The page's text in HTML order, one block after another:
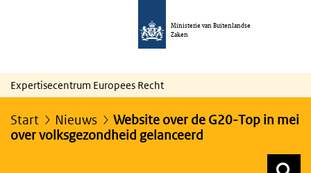
Ministerie van Buitenlandse
Zaken
Expertisecentrum Europees Recht
Start Nieuws
Website over de G20-Top in mei
over volksgezondheid gelanceerd